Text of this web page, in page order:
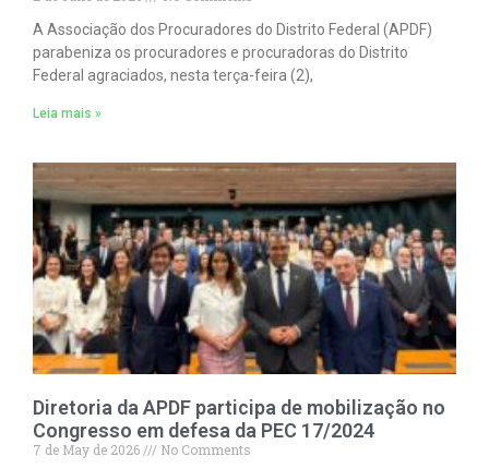
A Associação dos Procuradores do Distrito Federal (APDF)
parabeniza os procuradores e procuradoras do Distrito
Federal agraciados, nesta terça-feira (2),
Leia mais »
Diretoria da APDF participa de mobilização no
Congresso em defesa da PEC 17/2024
7 de May de 2026
No Comments